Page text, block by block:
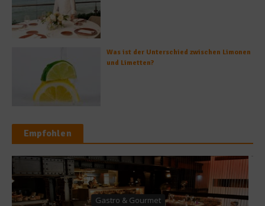
Was ist der Unterschied zwischen Limonen
und Limetten?
Empfohlen
Ratgeber Gesundheit